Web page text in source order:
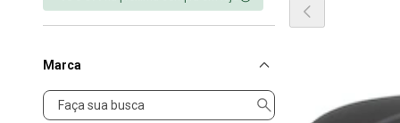
Marca
Marca